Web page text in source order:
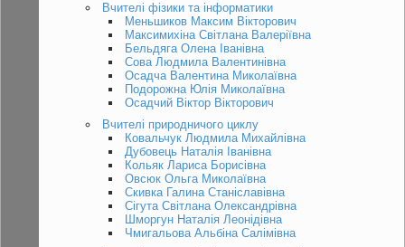
Вчителі фізики та інформатики
Меньшиков Максим Вікторович
Максимихіна Світлана Валеріївна
Бельдяга Олена Іванівна
Сова Людмила Валентинівна
Осадча Валентина Миколаївна
Подорожна Юлія Миколаївна
Осадчий Віктор Вікторович
Вчителі природничого циклу
Ковальчук Людмила Михайлівна
Дубовець Наталія Іванівна
Кольяк Лариса Борисівна
Овсюк Ольга Миколаївна
Скивка Галина Станіславівна
Сігута Світлана Олександрівна
Шморгун Наталія Леонідівна
Чмигальова Альбіна Салімівна